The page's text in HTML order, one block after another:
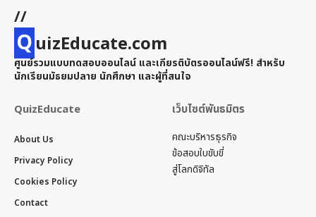
//
QuizEducate.com
ศูนย์รวมแบบทดสอบออนไลน์ และเกียรติบัตรออนไลน์ฟรี! สำหรับ
นักเรียนมัธยมปลาย นักศึกษา และผู้ที่สนใจ
QuizEducate
About Us
Privacy Policy
Cookies Policy
Contact
เว็บไซต์พันธมิตร
คณะบริหารธุรกิจ
ข้อสอบใบขับขี่
สู่โลกดิจิทัล